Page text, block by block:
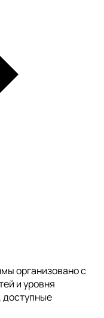
организовано с
и уровня
доступные